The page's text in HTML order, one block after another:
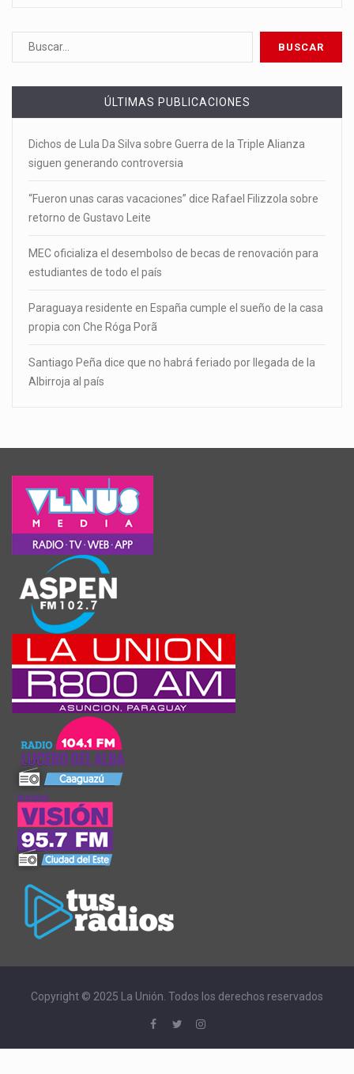
ÚLTIMAS PUBLICACIONES
Dichos de Lula Da Silva sobre Guerra de la Triple Alianza
siguen generando controversia
“Fueron unas caras vacaciones” dice Rafael Filizzola sobre
retorno de Gustavo Leite
MEC oficializa el desembolso de becas de renovación para
estudiantes de todo el país
Paraguaya residente en España cumple el sueño de la casa
propia con Che Róga Porã
Santiago Peña dice que no habrá feriado por llegada de la
Albirroja al país
Copyright © 2025 La Unión. Todos los derechos reservados